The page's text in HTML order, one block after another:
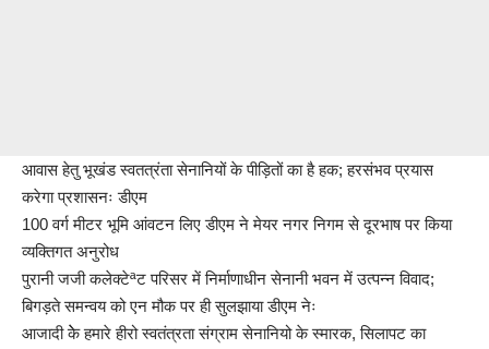
आवास हेतु भूखंड स्वतत्रंता सेनानियों के पीड़ितों का है हक; हरसंभव प्रयास
करेगा प्रशासनः डीएम
100 वर्ग मीटर भूमि आंवटन लिए डीएम ने मेयर नगर निगम से दूरभाष पर किया
व्यक्तिगत अनुरोध
पुरानी जजी कलेक्टेªट परिसर में निर्माणाधीन सेनानी भवन में उत्पन्न विवाद;
बिगड़ते समन्वय को एन मौक पर ही सुलझाया डीएम नेः
आजादी केे हमारे हीरो स्वतंत्रता संग्राम सेनानियो के स्मारक, सिलापट का